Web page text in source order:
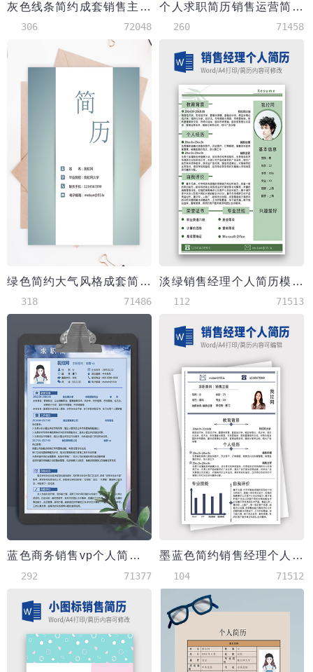
灰色线条简约成套销售主管个人简历word模板
306 72048
个人求职简历销售运营简历模板
260 71458
绿色简约大气风格成套简历销售主管个人简历模板
318 71486
淡绿销售经理个人简历模板
112 71513
蓝色商务销售vp个人简历模板
292 71377
墨蓝色简约销售经理个人简历模板
104 71512